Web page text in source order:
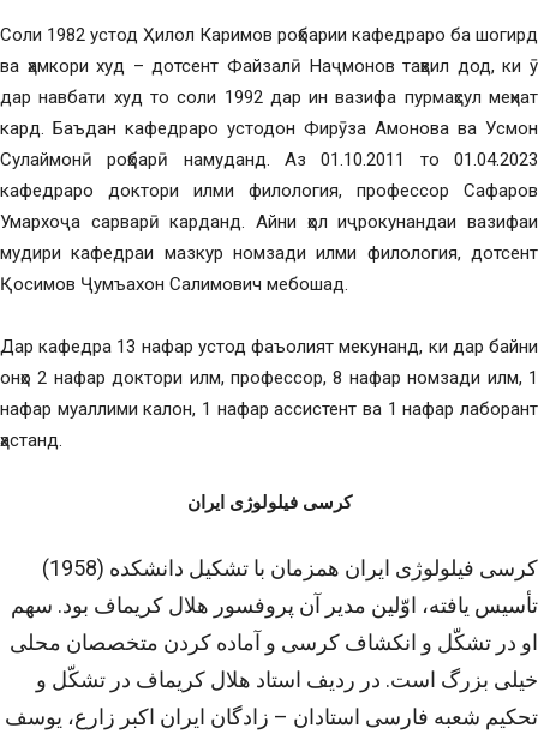
Соли 1982 устод Ҳилол Каримов роҳбарии кафедраро ба шогирд
ва ҳамкори худ – дотсент Файзалӣ Наҷмонов таҳвил дод, ки ӯ
дар навбати худ то соли 1992 дар ин вазифа пурмаҳсул меҳнат
кард. Баъдан кафедраро устодон Фирӯза Амонова ва Усмон
Сулаймонӣ роҳбарӣ намуданд. Аз 01.10.2011 то 01.04.2023
кафедраро доктори илми филология, профессор Сафаров
Умархоҷа сарварӣ карданд. Айни ҳол иҷрокунандаи вазифаи
мудири кафедраи мазкур номзади илми филология, дотсент
Қосимов Ҷумъахон Салимович мебошад.
Дар кафедра 13 нафар устод фаъолият мекунанд, ки дар байни
онҳо 2 нафар доктори илм, профессор, 8 нафар номзади илм, 1
нафар муаллими калон, 1 нафар ассистент ва 1 нафар лаборант
ҳастанд.
کرسی فیلولوژی ایران
تأسیس یافته، اوّلین مدیر آن پروفسور هلال کریم­اف بود. سهم
او در تشکّل و انکشاف کرسی و آماده کردن متخصصان محلی
خیلی بزرگ است. در ردیف استاد هلال کریم­اف در تشکّل و
تحکیم شعبه فارسی استادان – زادگان ایران اکبر زارع، یوسف